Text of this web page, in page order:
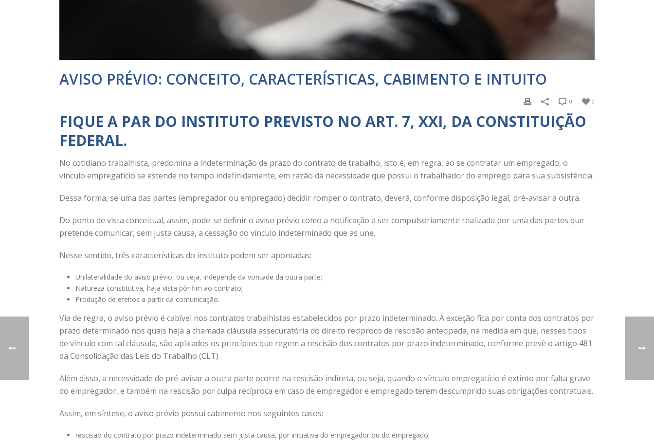
AVISO PRÉVIO: CONCEITO, CARACTERÍSTICAS, CABIMENTO E INTUITO
0
0
FIQUE A PAR DO INSTITUTO PREVISTO NO ART. 7, XXI, DA CONSTITUIÇÃO
FEDERAL.
No cotidiano trabalhista, predomina a indeterminação de prazo do contrato de trabalho, isto é, em regra, ao se contratar um empregado, o
vínculo empregatício se estende no tempo indefinidamente, em razão da necessidade que possui o trabalhador do emprego para sua subsistência.
Dessa forma, se uma das partes (empregador ou empregado) decidir romper o contrato, deverá, conforme disposição legal, pré-avisar a outra.
Do ponto de vista conceitual, assim, pode-se definir o aviso prévio como a notificação a ser compulsoriamente realizada por uma das partes que
pretende comunicar, sem justa causa, a cessação do vínculo indeterminado que as une.
Nesse sentido, três características do instituto podem ser apontadas:
Unilateralidade do aviso prévio, ou seja, independe da vontade da outra parte;
Natureza constitutiva, haja vista pôr fim ao contrato;
Produção de efeitos a partir da comunicação.
Via de regra, o aviso prévio é cabível nos contratos trabalhistas estabelecidos por prazo indeterminado. A exceção fica por conta dos contratos por
prazo determinado nos quais haja a chamada cláusula assecuratória do direito recíproco de rescisão antecipada, na medida em que, nesses tipos
de vínculo com tal cláusula, são aplicados os princípios que regem a rescisão dos contratos por prazo indeterminado, conforme prevê o artigo 481
da Consolidação das Leis do Trabalho (CLT).
Além disso, a necessidade de pré-avisar a outra parte ocorre na rescisão indireta, ou seja, quando o vínculo empregatício é extinto por falta grave
do empregador, e também na rescisão por culpa recíproca em caso de empregador e empregado terem descumprido suas obrigações contratuais.
Assim, em síntese, o aviso prévio possui cabimento nos seguintes casos:
rescisão do contrato por prazo indeterminado sem justa causa, por iniciativa do empregador ou do empregado;